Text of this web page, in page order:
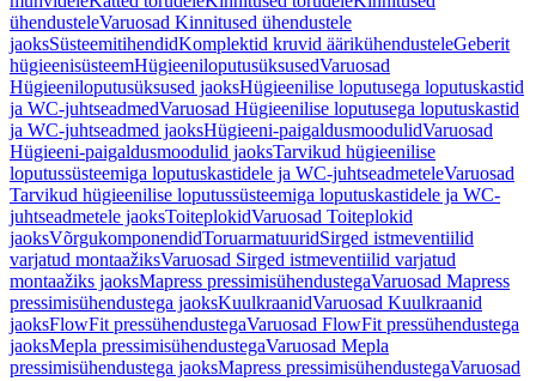
ühendusteleVaruosad Kinnitused ühendustele
jaoksSüsteemitihendidKomplektid kruvid äärikühendusteleGeberit
hügieenisüsteemHügieeniloputusüksusedVaruosad
Hügieeniloputusüksused jaoksHügieenilise loputusega loputuskastid
ja WC-juhtseadmedVaruosad Hügieenilise loputusega loputuskastid
ja WC-juhtseadmed jaoksHügieeni-paigaldusmoodulidVaruosad
Hügieeni-paigaldusmoodulid jaoksTarvikud hügieenilise
loputussüsteemiga loputuskastidele ja WC-juhtseadmeteleVaruosad
Tarvikud hügieenilise loputussüsteemiga loputuskastidele ja WC-
juhtseadmetele jaoksToiteplokidVaruosad Toiteplokid
jaoksVõrgukomponendidToruarmatuuridSirged istmeventiilid
varjatud montaažiksVaruosad Sirged istmeventiilid varjatud
montaažiks jaoksMapress pressimisühendustegaVaruosad Mapress
pressimisühendustega jaoksKuulkraanidVaruosad Kuulkraanid
jaoksFlowFit pressühendustegaVaruosad FlowFit pressühendustega
jaoksMepla pressimisühendustegaVaruosad Mepla
pressimisühendustega jaoksMapress pressimisühendustegaVaruosad